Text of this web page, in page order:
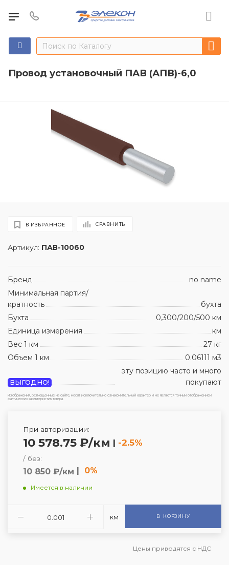
Провод установочный ПАВ (АПВ)-6,0
Артикул: ПАВ-10060
В ИЗБРАННОЕ СРАВНИТЬ
Бренд
no name
Минимальная партия/
кратность
бухта
Бухта
0,300/200/500 км
Единица измерения
км
Вес 1 км
27 кг
Объем 1 км
0.06111 м3
ВЫГОДНО!
эту позицию часто и много
покупают
Изображения, размещенные на сайте, носят исключительно ознакомительный характер и не являются точным отображением
фактических характеристик товара.
При авторизации:
10 578.75 ₽/км | -2.5%
/ без:
10 850 ₽/км | 0%
Имеется в наличии
км В КОРЗИНУ
Цены приводятся с НДС